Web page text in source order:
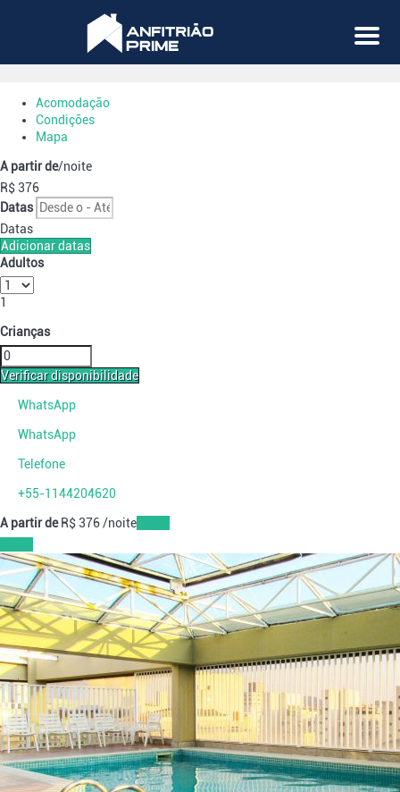
Menu
Acomodação
Condições
Mapa
A partir de/noite
R$ 376
Datas
Datas
Adicionar datas
Adultos
1
Crianças
Verificar disponibilidade
WhatsApp
WhatsApp
Telefone
+55-1144204620
A partir deR$ 376/noite